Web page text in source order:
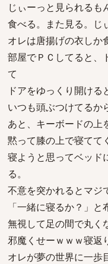
じぃーっと見られるも
食べる。また見る。じ
オレは唐揚げの衣しか
部屋でＰＣしてると、
て
ドアをゆっくり開け
いつも頭ぶつけてるか
あと、キーボードの上
黙って膝の上で寝てて
寝ようと思ってベッド
る。
不意を突かれるとマジ
「一緒に寝るか？」
無視して足の間で丸く
邪魔くせーｗｗｗ寝返
オレが夢の世界に一歩